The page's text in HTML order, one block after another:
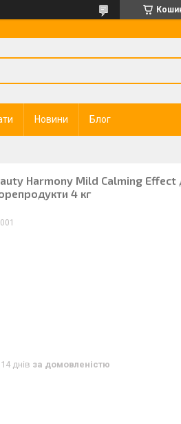
Новини Блог
Harmony Mild Calming Effect
4 кг
днів за домовленістю